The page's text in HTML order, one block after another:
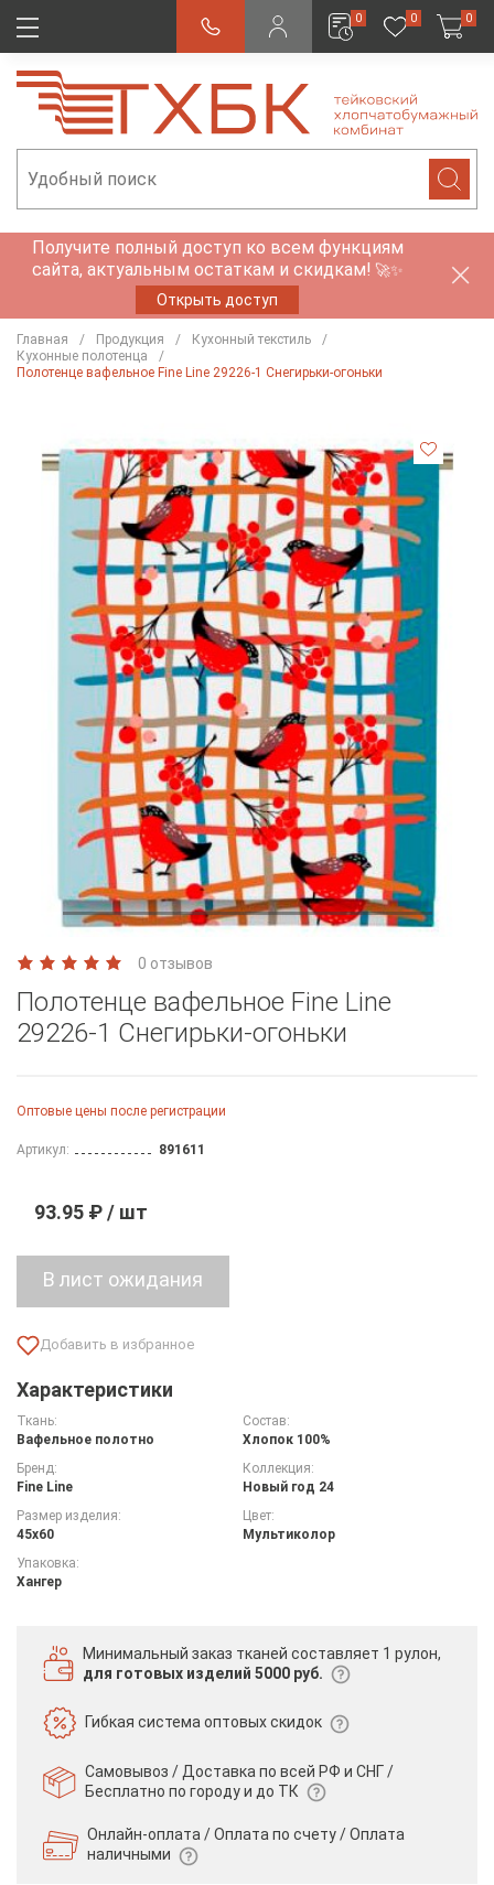
0 0 0
Получите полный доступ ко всем функциям
сайта, актуальным остаткам и скидкам! 🚀✨
Открыть доступ
Главная Продукция
Кухонный текстиль
Кухонные полотенца
Полотенце вафельное Fine Line 29226-1 Снегирьки-огоньки
0 отзывов
Полотенце вафельное Fine Line
29226-1 Снегирьки-огоньки
Оптовые цены после регистрации
Артикул: 891611
93.95 ₽ / шт
Характеристики
Ткань:
Вафельное полотно
Состав:
Хлопок 100%
Бренд:
Fine Line
Коллекция:
Новый год 24
Размер изделия:
45х60
Цвет:
Мультиколор
Упаковка:
Хангер
Минимальный заказ тканей составляет 1 рулон,
для готовых изделий 5000 руб.
Гибкая системаоптовых скидок
Самовывоз / Доставка по всей РФ и СНГ /
Бесплатно по городу и до ТК
Онлайн-оплата / Оплата по счету /Оплата
наличными